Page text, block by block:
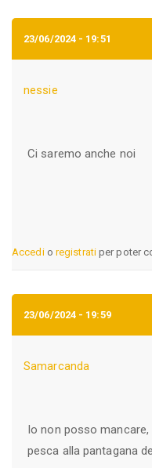
23/06/2024 - 19:51
nessie
Ci saremo anche noi
Accedio registratiper poter
23/06/2024 - 19:59
Samarcanda
Io non posso
pesca alla pantagana